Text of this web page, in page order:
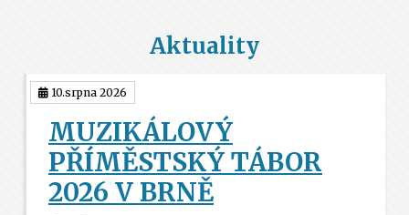
Aktuality
10.srpna 2026
MUZIKÁLOVÝ
PŘÍMĚSTSKÝ TÁBOR
2026 V BRNĚ